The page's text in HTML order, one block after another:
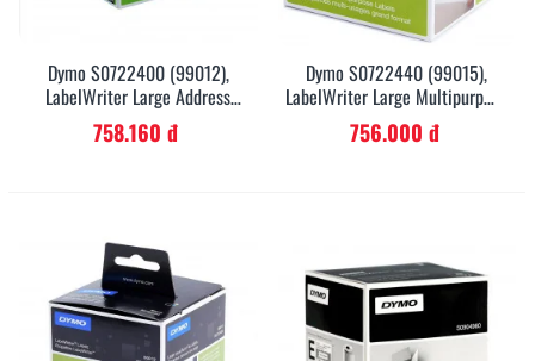
Dymo S0722400 (99012),
LabelWriter Large Address
Labels 89mm X 36mm X 520
Labels - Black On White
758.160 đ
Dymo S0722440 (99015),
LabelWriter Large Multipurpose
Labels 54mm X 70mm X 320
Labels - Black On White
756.000 đ